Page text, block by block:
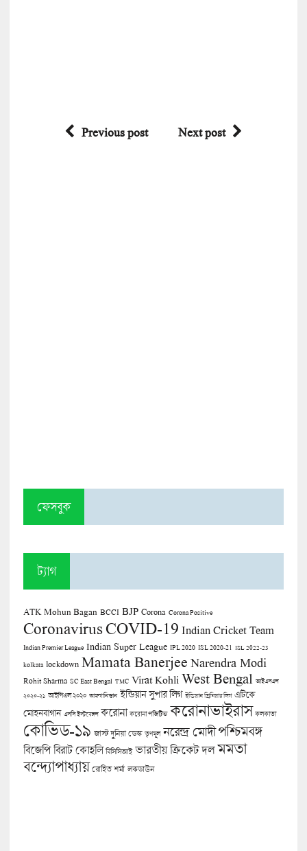
Previous post Next post
ফেসবুক
ট্যাগ
ATK Mohun Bagan BCCI BJP Corona Corona Positive
CoronavirusCOVID-19 Indian Cricket Team
Indian Premier League Indian Super League IPL 2020 ISL 2020-21 ISL 2022-23
kolkata lockdown Mamata Banerjee Narendra Modi
Rohit Sharma SC East Bengal TMC Virat Kohli West Bengal আইএসএল
২০২০-২১ আইপিএল ২০২০ আফগানিস্তান ইন্ডিয়ান সুপার লিগ ইন্ডিয়ান প্রিমিয়ার লিগ এটিকে
মোহনবাগান এসসি ইস্টবেঙ্গল করোনা করোনা পজিটিভ করোনাভাইরাস কলকাতা
কোভিড-১৯ জাস্ট দুনিয়া ডেস্ক তৃণমূল নরেন্দ্র মোদী পশ্চিমবঙ্গ
বিজেপি বিরাট কোহলি বিসিসিআই ভারতীয় ক্রিকেট দল মমতা
বন্দ্যোপাধ্যায় রোহিত শর্মা লকডাউন